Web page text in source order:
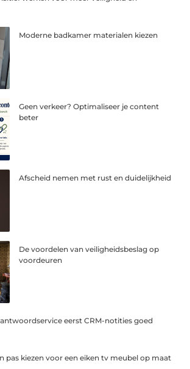
Moderne badkamer materialen kiezen
Geen verkeer? Optimaliseer je content
beter
Afscheid nemen met rust en duidelijkheid
De voordelen van veiligheidsbeslag op
voordeuren
eerst CRM-notities goed
pas kiezen voor een eiken tv meubel op maat